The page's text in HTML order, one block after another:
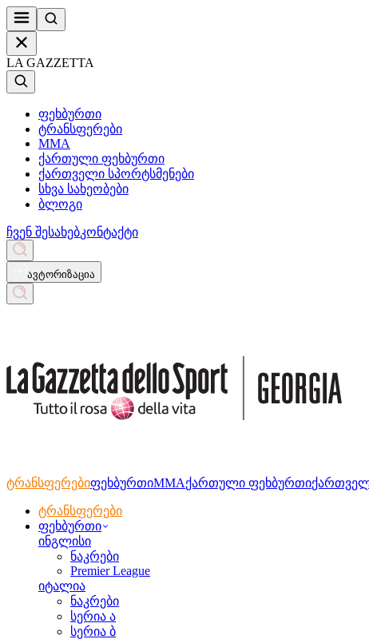
LA GAZZETTA
ფეხბურთი
ტრანსფერები
MMA
ქართული ფეხბურთი
ქართველი სპორტსმენები
სხვა სახეობები
ბლოგი
ჩვენ შესახებკონტაქტი
ავტორიზაცია
ტრანსფერებიფეხბურთიMMAქართული ფეხბურთი
ტრანსფერები
ფეხბურთი
ინგლისი
ნაკრები
Premier League
იტალია
ნაკრები
სერია ა
სერია ბ